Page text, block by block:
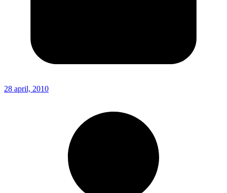
28 april, 2010